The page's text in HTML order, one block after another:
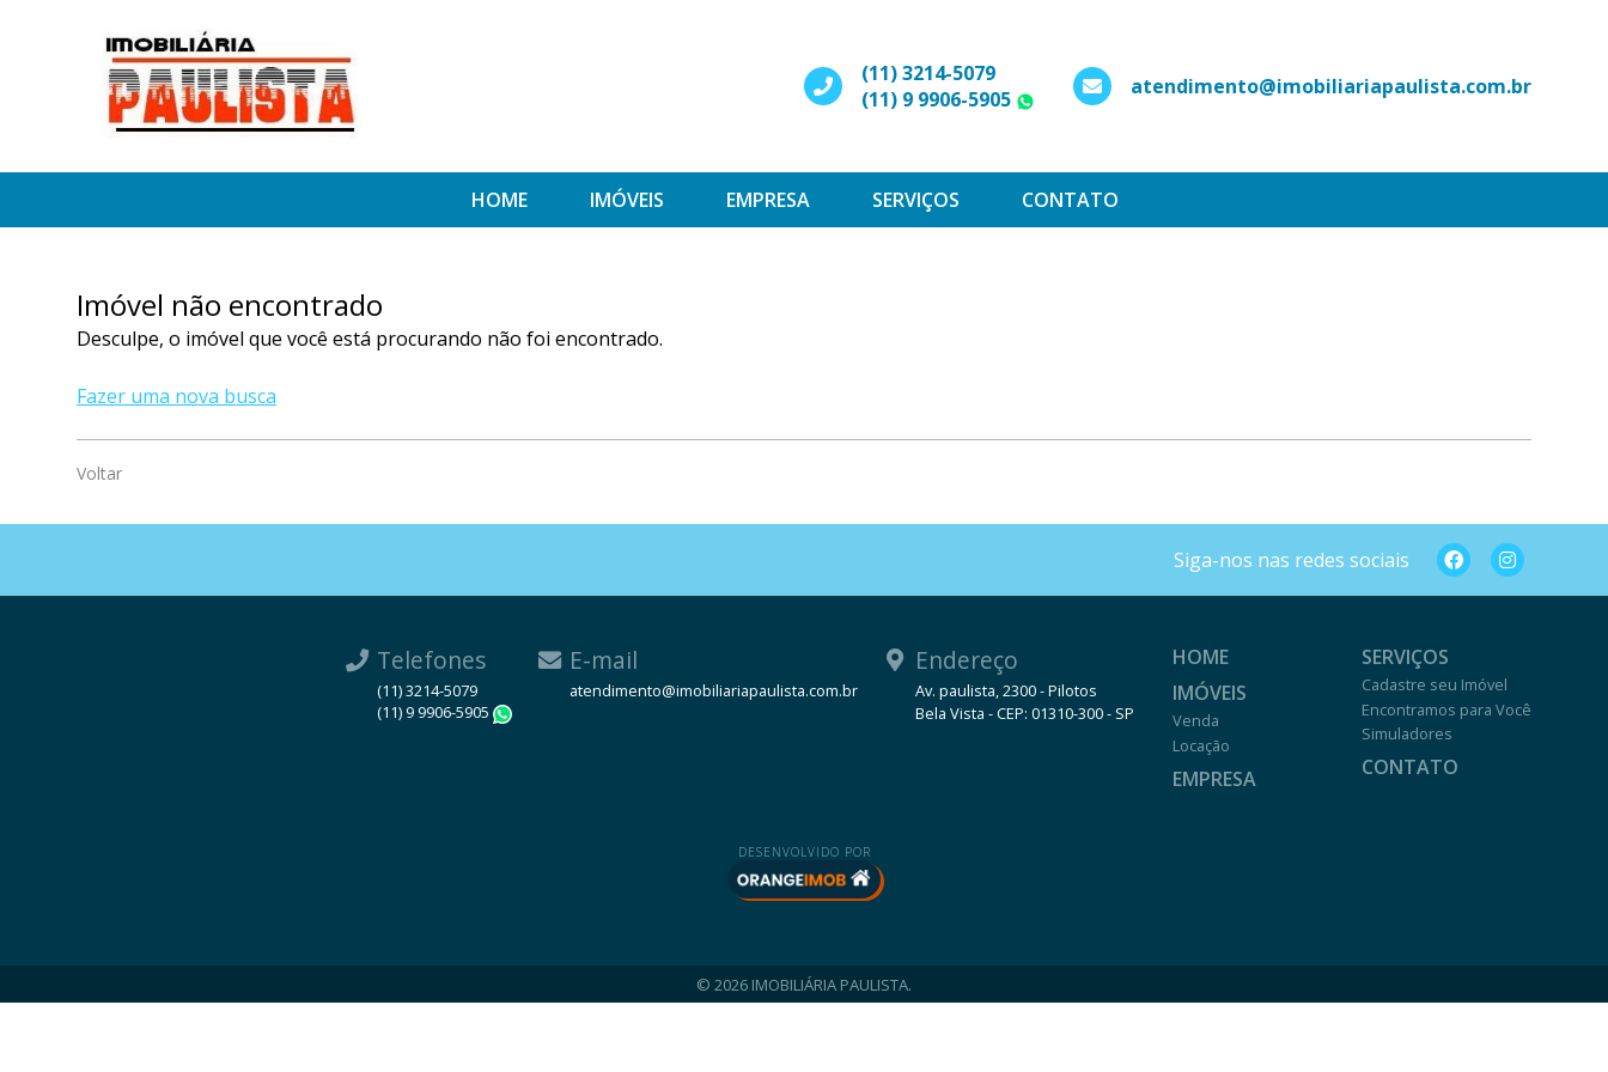
(11) 3214-5079
(11) 9 9906-5905
WhatsApp
atendimento@imobiliariapaulista.com.br
HOME IMÓVEIS EMPRESA SERVIÇOS CONTATO
Imóvel não encontrado
Desculpe, o imóvel que você está procurando não foi encontrado.
Fazer uma nova busca
Voltar
Siga-nos nas redes sociais
Telefones
(11) 3214-5079
(11) 9 9906-5905
E-mail
atendimento@imobiliariapaulista.com.br
Endereço
Av. paulista, 2300 - Pilotos
Bela Vista - CEP: 01310-300 - SP
HOME
IMÓVEIS
Venda
Locação
EMPRESA
SERVIÇOS
Cadastre seu Imóvel
Encontramos para Você
Simuladores
CONTATO
DESENVOLVIDO POR
© 2026 IMOBILIÁRIA PAULISTA.